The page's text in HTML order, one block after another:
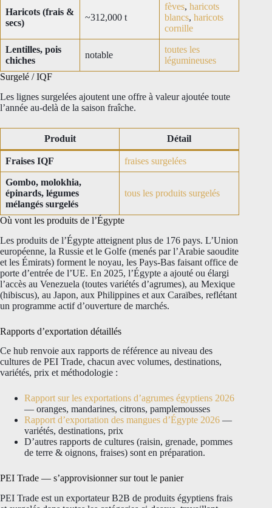
Haricots (frais &
secs)
~312,000 t
fèves, haricots
blancs, haricots
cornille
Lentilles, pois
chiches
notable
toutes les
légumineuses
Surgelé / IQF
Les lignes surgelées ajoutent une offre à valeur ajoutée toute
l’année au-delà de la saison fraîche.
Produit Détail
Fraises IQF fraises surgelées
Gombo, molokhia,
épinards, légumes
mélangés surgelés
tous les produits surgelés
Où vont les produits de l’Égypte
Les produits de l’Égypte atteignent plus de 176 pays. L’Union
européenne, la Russie et le Golfe (menés par l’Arabie saoudite
et les Émirats) forment le noyau, les Pays-Bas faisant office de
porte d’entrée de l’UE. En 2025, l’Égypte a ajouté ou élargi
l’accès au Venezuela (toutes variétés d’agrumes), au Mexique
(hibiscus), au Japon, aux Philippines et aux Caraïbes, reflétant
un programme actif d’ouverture de marchés.
Rapports d’exportation détaillés
Ce hub renvoie aux rapports de référence au niveau des
cultures de PEI Trade, chacun avec volumes, destinations,
variétés, prix et méthodologie :
Rapport sur les exportations d’agrumes égyptiens 2026
— oranges, mandarines, citrons, pamplemousses
Rapport d’exportation des mangues d’Égypte 2026 —
variétés, destinations, prix
D’autres rapports de cultures (raisin, grenade, pommes
de terre & oignons, fraises) sont en préparation.
PEI Trade — s’approvisionner sur tout le panier
PEI Trade est un exportateur B2B de produits égyptiens frais